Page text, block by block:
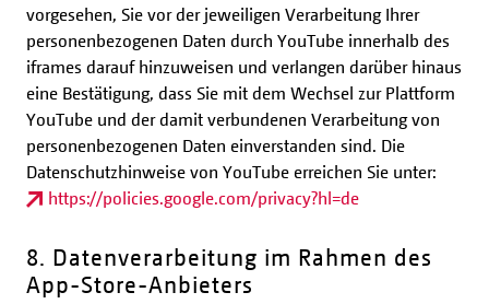
vorgesehen, Sie vor der jeweiligen Verarbeitung Ihrer
personenbezogenen Daten durch YouTube innerhalb des
iframes darauf hinzuweisen und verlangen darüber hinaus
eine Bestätigung, dass Sie mit dem Wechsel zur Plattform
YouTube und der damit verbundenen Verarbeitung von
personenbezogenen Daten einverstanden sind. Die
Datenschutzhinweise von YouTube erreichen Sie unter:
https://policies.google.com/privacy?hl=de
8. Datenverarbeitung im Rahmen des
App-Store-Anbieters